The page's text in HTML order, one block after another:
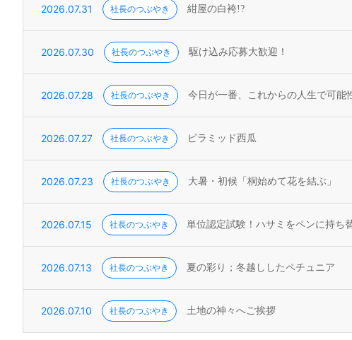
2026.07.31 社長のつぶやき 紺屋の白袴!?
2026.07.30 社長のつぶやき 駆け込み応募大歓迎！
2026.07.28 社長のつぶやき 今日が一番、これからの人生で可能
2026.07.27 社長のつぶやき ピラミッド西瓜
2026.07.23 社長のつぶやき 大暑・初候「桐始めて花を結ぶ」
2026.07.15 社長のつぶやき 単位認定試験！ハサミをペンに持ち
2026.07.13 社長のつぶやき 夏の彩り；冬越ししたペチュニア
2026.07.10 社長のつぶやき 土地の神々へご挨拶